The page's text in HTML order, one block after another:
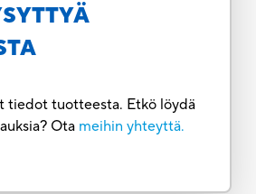
tiedot tuotteesta. Etkö löydä
Ota meihin yhteyttä.